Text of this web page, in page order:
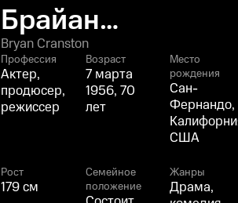
Брайан
Крэнстон
Bryan Cranston
Профессия
Актер,
продюсер,
режиссер
Возраст
7 марта
1956, 70
лет
Место
рождения
Сан-
Фернандо,
США
Рост
179 см
Семейное
положение
Жанры
Драма,